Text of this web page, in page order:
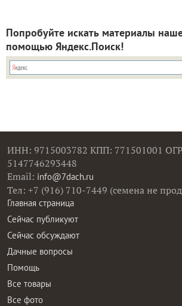
Попробуйте искать материалы
помощью Яндекс.Поиск!
ИНН: 9715003782 КПП: 771501001
5147746293448
Email: info@7dach.ru
Тел: +7 (916) 710-7449 (семена не
Главная страница
Сейчас публикуют
Сейчас обсуждают
Дачные вопросы
Помощь
Все товары
Все фото